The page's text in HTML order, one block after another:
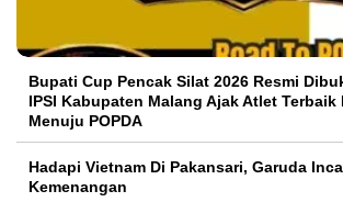
Bupati Cup Pencak Silat 2026 Resmi
IPSI Kabupaten Malang Ajak Atlet Terbaik
Menuju POPDA
Hadapi Vietnam Di Pakansari, Garuda
Kemenangan